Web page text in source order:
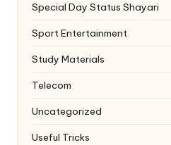
Special Day Status Shayari
Sport Entertainment
Study Materials
Telecom
Uncategorized
Useful Tricks